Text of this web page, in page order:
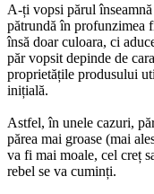
A-ți vopsi părul
pătrundă în profunzimea
însă doar culoara, ci
păr vopsit depinde de
proprietățile produsului
inițială.
Astfel, în unele cazuri,
părea mai groase (mai
va fi mai moale, cel creț
rebel se va cuminți.